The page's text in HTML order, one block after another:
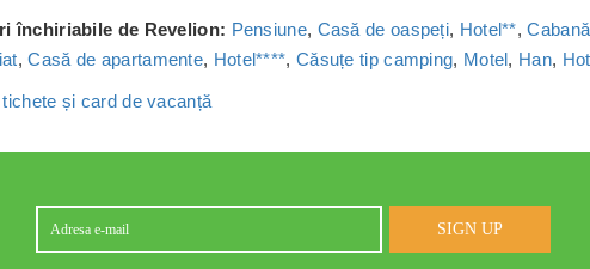
închiriabile de Revelion: Pensiune, Casă de oaspeți, Hotel**,Cabană
,Casă de apartamente, Hotel****, Căsuțe tip camping, Motel, Han,
și card de vacanță
SIGN UP